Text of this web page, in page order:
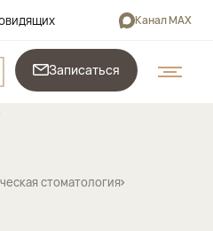
Канал MAX
Записаться
стоматология